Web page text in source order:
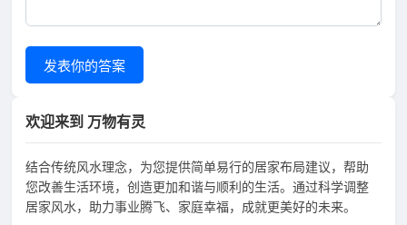
发表你的答案
欢迎来到 万物有灵
结合传统风水理念，为您提供简单易行的居家布局建议，帮助
您改善生活环境，创造更加和谐与顺利的生活。通过科学调整
居家风水，助力事业腾飞、家庭幸福，成就更美好的未来。